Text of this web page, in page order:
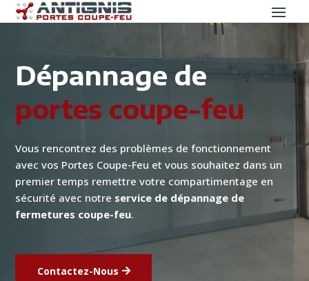
Dépannage de
portes coupe-feu
Vous rencontrez des problèmes de fonctionnement
avec vos Portes Coupe-Feu et vous souhaitez dans un
premier temps remettre votre compartimentage en
sécurité avec notre service de dépannage de
fermetures coupe-feu.
Contactez-Nous